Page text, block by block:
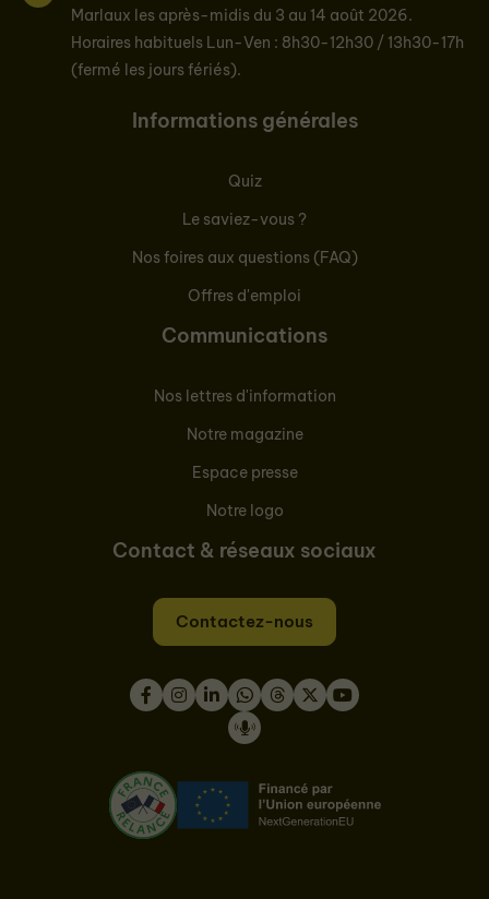
Marlaux les après-midis du 3 au 14 août 2026.
Horaires habituels Lun-Ven : 8h30-12h30 / 13h30-17h
(fermé les jours fériés).
Informations générales
Quiz
Le saviez-vous ?
Nos foires aux questions (FAQ)
Offres d'emploi
Communications
Nos lettres d'information
Notre magazine
Espace presse
Notre logo
Contact & réseaux sociaux
Contactez-nous
Instagram
LinkedInWhatsApp